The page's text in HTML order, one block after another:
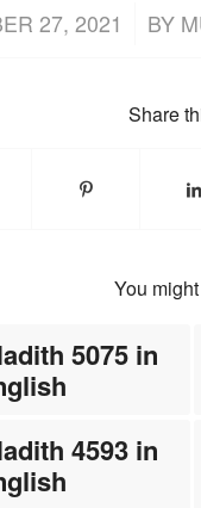
27, 2021
/ BY
Share
You
5075 in
4593 in